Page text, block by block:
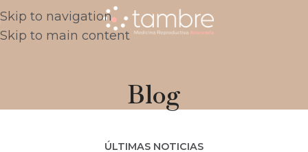
Skip to navigation
Skip to main content
Blog
ÚLTIMAS NOTICIAS